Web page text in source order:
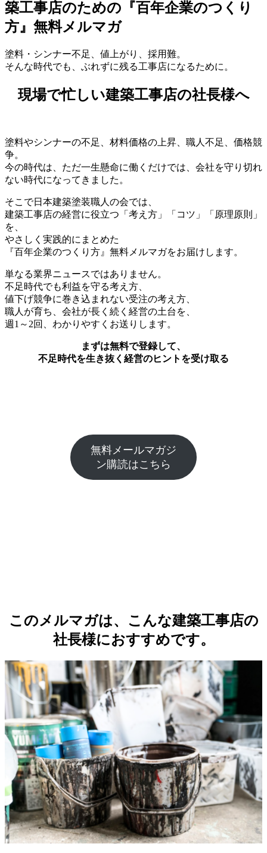
築工事店のための『百年企業のつくり
方』無料メルマガ
塗料・シンナー不足、値上がり、採用難。
そんな時代でも、ぶれずに残る工事店になるために。
現場で忙しい建築工事店の社長様へ
塗料やシンナーの不足、材料価格の上昇、職人不足、価格競
争。
今の時代は、ただ一生懸命に働くだけでは、会社を守り切れ
ない時代になってきました。
そこで日本建築塗装職人の会では、
建築工事店の経営に役立つ「考え方」「コツ」「原理原則」
を、
やさしく実践的にまとめた
『百年企業のつくり方』無料メルマガをお届けします。
単なる業界ニュースではありません。
不足時代でも利益を守る考え方、
値下げ競争に巻き込まれない受注の考え方、
職人が育ち、会社が長く続く経営の土台を、
週1～2回、わかりやすくお送りします。
まずは無料で登録して、
不足時代を生き抜く経営のヒントを受け取る
無料メールマガジ
ン購読はこちら
このメルマガは、こんな建築工事店の
社長様におすすめです。